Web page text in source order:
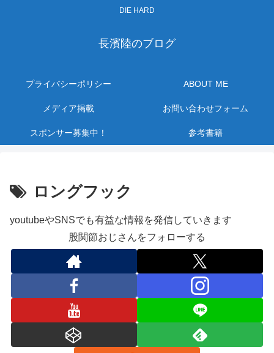
DIE HARD
長濱陸のブログ
プライバシーポリシー ABOUT ME
メディア掲載 お問い合わせフォーム
スポンサー募集中！ 参考書籍
ロングフック
youtubeやSNSでも有益な情報を発信していきます
股関節おじさんをフォローする